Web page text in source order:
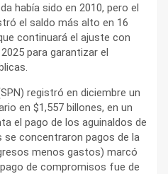
había sido en 2010, pero el
el saldo más alto en 16
continuará el ajuste con
para garantizar el
registró en diciembre un
en $1,557 billones, en un
el pago de los aguinaldos de
concentraron pagos de la
menos gastos) marcó
de compromisos fue de